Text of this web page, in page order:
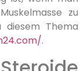
zu
diesem Thema
.